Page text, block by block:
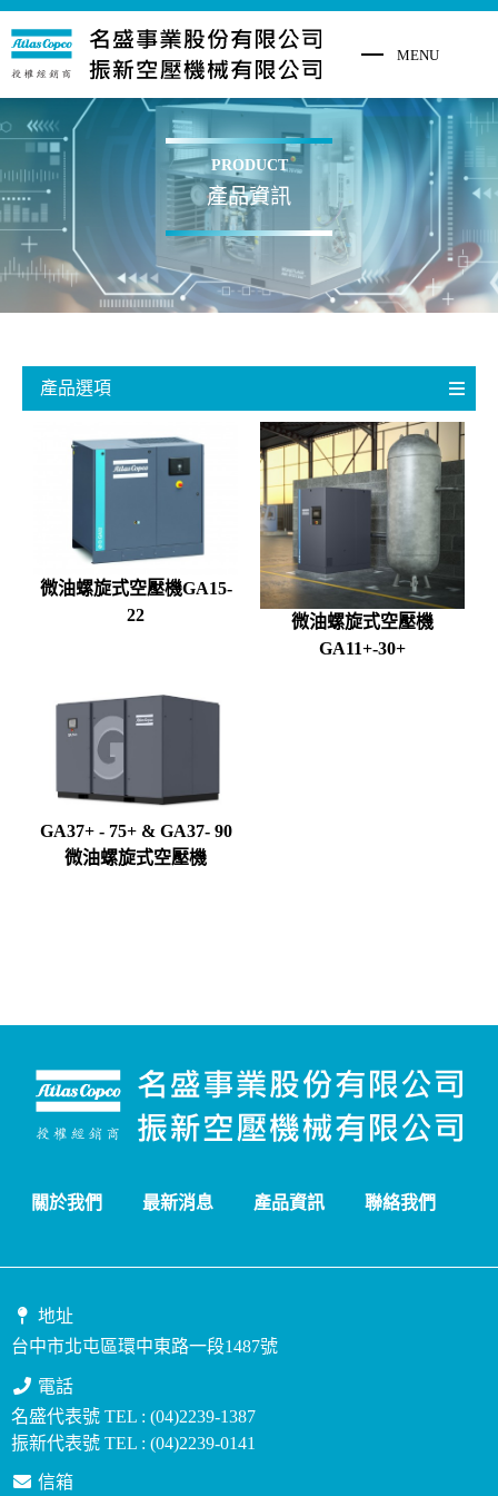
PRODUCT
產品資訊
產品選項
微油螺旋式空壓機
變頻螺旋式空壓機
微油螺旋式空壓機GA15-
22
微油螺旋式空壓機
GA11+-30+
GA37+ - 75+ & GA37- 90
微油螺旋式空壓機
關於我們 最新消息 產品資訊 聯絡我們
地址
台中市北屯區環中東路一段1487號
電話
名盛代表號 TEL : (04)2239-1387
振新代表號 TEL : (04)2239-0141
信箱